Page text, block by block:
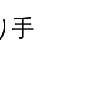
手